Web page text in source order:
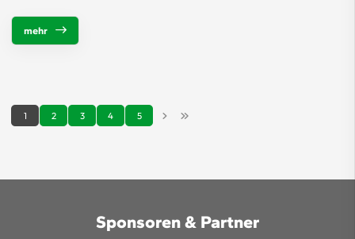
mehr
1 2 3 4 5
Sponsoren & Partner